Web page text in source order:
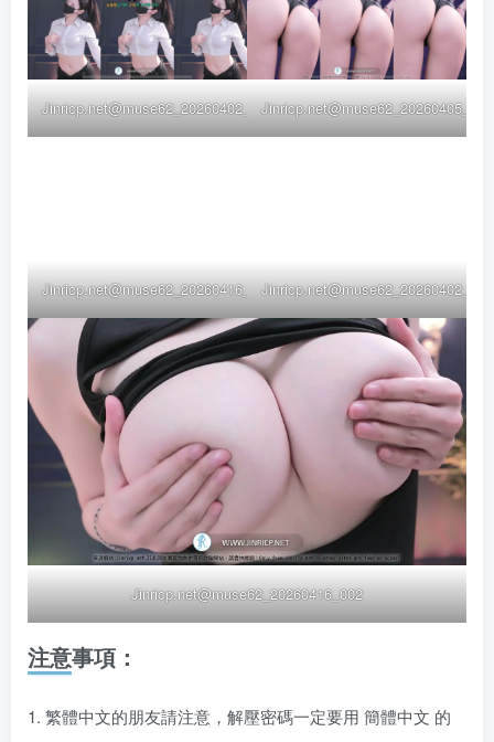
Jinricp.net@muse62_20260402_016Jinricp.net@muse62_20260405_009
Jinricp.net@muse62_20260416_004Jinricp.net@muse62_20260402_019
Jinricp.net@muse62_20260416_002
注意事項：
1. 繁體中文的朋友請注意，解壓密碼一定要用 簡體中文 的